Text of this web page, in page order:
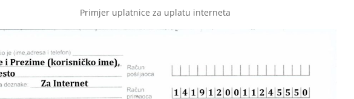
Primjer uplatnice za uplatu interneta